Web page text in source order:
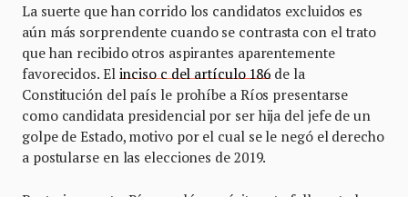
La suerte que han corrido los candidatos excluidos es
aún más sorprendente cuando se contrasta con el trato
que han recibido otros aspirantes aparentemente
favorecidos. El inciso c del artículo 186 de la
Constitución del país le prohíbe a Ríos presentarse
como candidata presidencial por ser hija del jefe de un
golpe de Estado, motivo por el cual se le negó el derecho
a postularse en las elecciones de 2019.